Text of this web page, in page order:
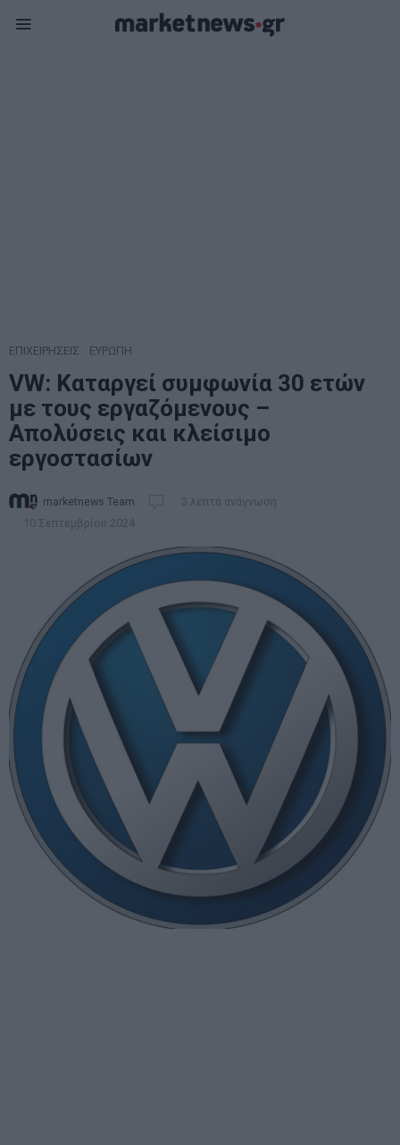
ΕΠΙΧΕΙΡΗΣΕΙΣ ΕΥΡΩΠΗ
VW: Καταργεί συμφωνία 30 ετών
με τους εργαζόμενους –
Απολύσεις και κλείσιμο
εργοστασίων
marketnews Team
3 λεπτά ανάγνωση
10 Σεπτεμβρίου 2024